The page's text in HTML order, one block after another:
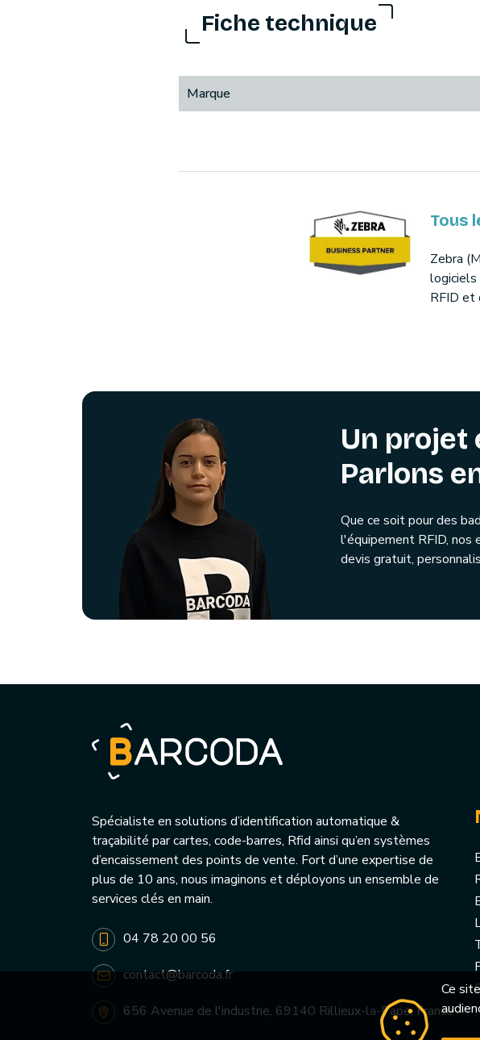
Fiche technique
Marque
Tous
Zebra
logiciels
RFID et
Un projet
Parlons
Que ce soit pour des
l'équipement RFID, nos
devis gratuit,
Spécialiste en solutions d’identification automatique &
traçabilité par cartes, code-barres, Rfid ainsi qu’en systèmes
d’encaissement des points de vente. Fort d’une expertise de
plus de 10 ans, nous imaginons et déployons un ensemble de
services clés en main.
04 78 20 00 56
contact@barcoda.fr
656 Avenue de l'industrie, 69140 Rillieux-la-Pape, France
Ce